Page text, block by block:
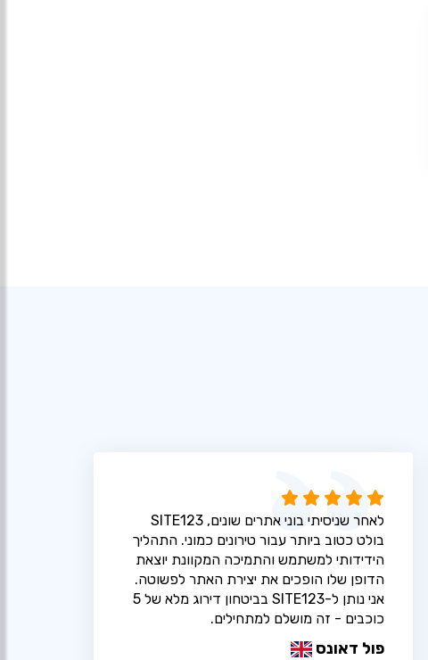
לאחר שניסיתי בוני אתרים שונים, SITE123
בולט כטוב ביותר עבור טירונים כמוני. התהליך
הידידותי למשתמש והתמיכה המקוונת יוצאת
הדופן שלו הופכים את יצירת האתר לפשוטה.
אני נותן ל-SITE123 בביטחון דירוג מלא של 5
כוכבים - זה מושלם למתחילים.
פול דאונס